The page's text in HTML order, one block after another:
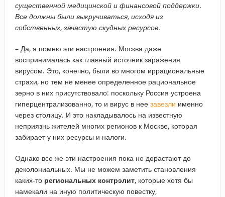
существенной медицинской и финансовой поддержки.
Все должны были выкручиваться, исходя из
собственных, зачастую скудных ресурсов.
– Да, я помню эти настроения. Москва даже
воспринималась как главный источник заражения
вирусом. Это, конечно, были во многом иррациональные
страхи, но тем не менее определенное рациональное
зерно в них присутствовало: поскольку Россия устроена
гиперцентрализованно, то и вирус в нее завезли именно
через столицу. И это накладывалось на известную
неприязнь жителей многих регионов к Москве, которая
забирает у них ресурсы и налоги.
Однако все же эти настроения пока не дорастают до
деколониальных. Мы не можем заметить становления
каких-то региональных контрэлит, которые хотя бы
намекали на иную политическую повестку,